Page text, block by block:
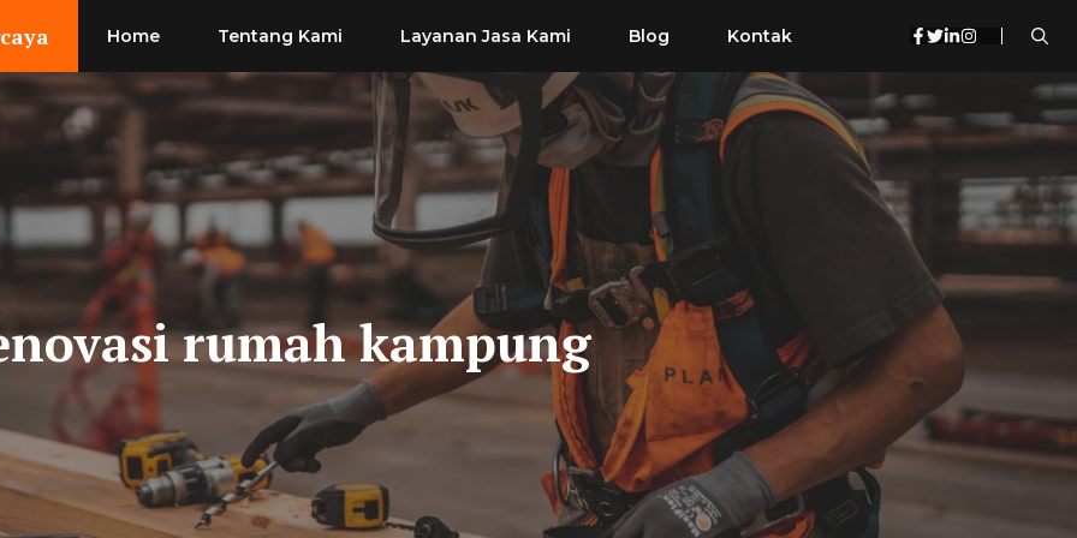
Home Tentang Kami Layanan Jasa Kami Blog Kontak
rumah kampung